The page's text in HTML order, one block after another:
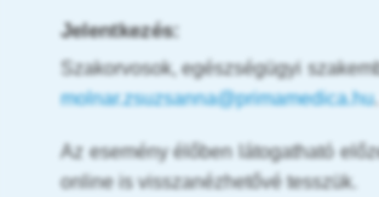
Jelentkezés:
Szakorvosok, egészségügyi
molnar.zsuzsanna@primamedica.hu.
Az esemény élőben látogatható
online is visszanézhetővé tesszük.